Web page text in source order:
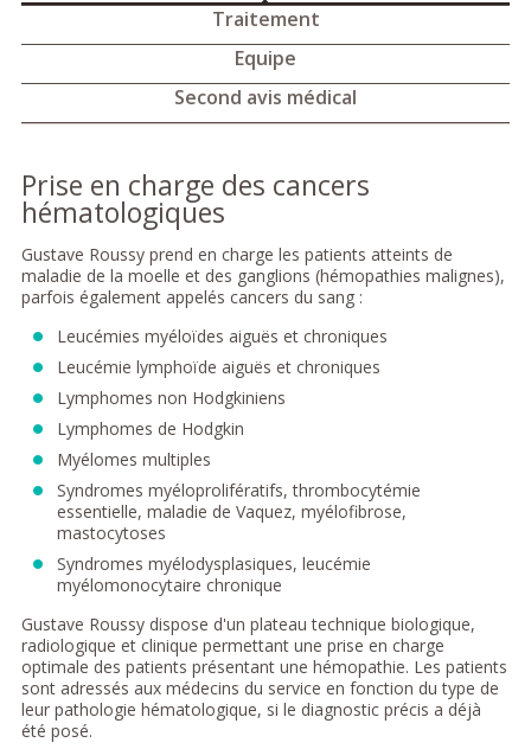
Traitement
Equipe
Second avis médical
Prise en charge des cancers
hématologiques
Gustave Roussy prend en charge les patients atteints de
maladie de la moelle et des ganglions (hémopathies malignes),
parfois également appelés cancers du sang :
Leucémies myéloïdes aiguës et chroniques
Leucémie lymphoïde aiguës et chroniques
Lymphomes non Hodgkiniens
Lymphomes de Hodgkin
Myélomes multiples
Syndromes myéloprolifératifs, thrombocytémie
essentielle, maladie de Vaquez, myélofibrose,
mastocytoses
Syndromes myélodysplasiques, leucémie
myélomonocytaire chronique
Gustave Roussy dispose d'un plateau technique biologique,
radiologique et clinique permettant une prise en charge
optimale des patients présentant une hémopathie. Les patients
sont adressés aux médecins du service en fonction du type de
leur pathologie hématologique, si le diagnostic précis a déjà
été posé.